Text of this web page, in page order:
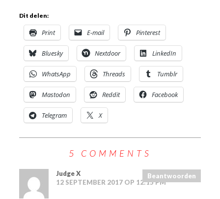
Dit delen:
Print E-mail Pinterest
Bluesky Nextdoor LinkedIn
WhatsApp Threads Tumblr
Mastodon Reddit Facebook
Telegram X
5 COMMENTS
Judge X
12 SEPTEMBER 2017 OP 12:15 PM
Beantwoorden